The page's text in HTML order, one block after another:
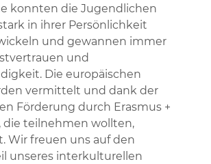
konnten die Jugendlichen
in ihrer Persönlichkeit
und gewannen immer
und
Die europäischen
vermittelt und dank der
Förderung durch Erasmus +
die teilnehmen wollten,
Wir freuen uns auf den
unseres interkulturellen